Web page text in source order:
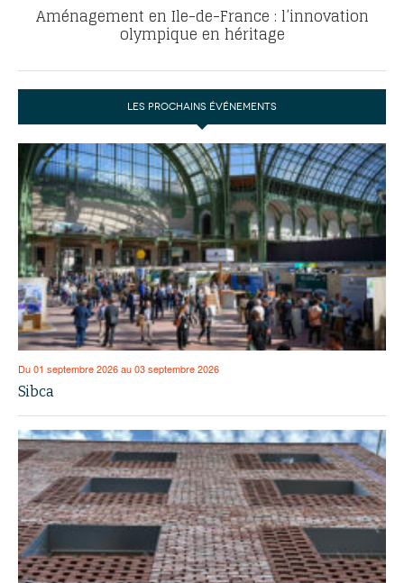
Aménagement en Ile-de-France : l’innovation
olympique en héritage
LES PROCHAINS ÉVÉNEMENTS
Du 01 septembre 2026 au 03 septembre 2026
Sibca